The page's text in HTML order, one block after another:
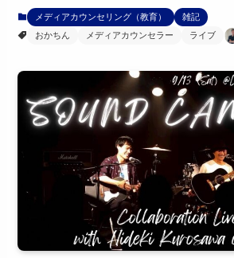
メディアカウンセリング（教育）
雑記
おかちん
メディアカウンセラー ライブ